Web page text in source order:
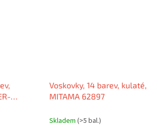
Voskovky, 14 barev, kulaté,
MITAMA 62897
Skladem (>5 bal.)